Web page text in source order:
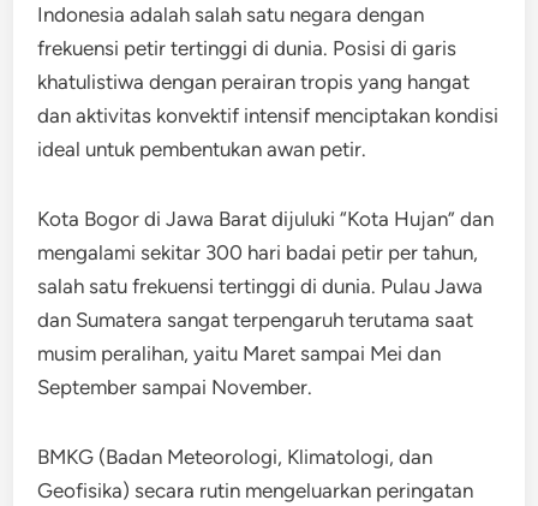
Indonesia adalah salah satu negara dengan
frekuensi petir tertinggi di dunia. Posisi di garis
khatulistiwa dengan perairan tropis yang hangat
dan aktivitas konvektif intensif menciptakan kondisi
ideal untuk pembentukan awan petir.
Kota Bogor di Jawa Barat dijuluki “Kota Hujan” dan
mengalami sekitar 300 hari badai petir per tahun,
salah satu frekuensi tertinggi di dunia. Pulau Jawa
dan Sumatera sangat terpengaruh terutama saat
musim peralihan, yaitu Maret sampai Mei dan
September sampai November.
BMKG (Badan Meteorologi, Klimatologi, dan
Geofisika) secara rutin mengeluarkan peringatan